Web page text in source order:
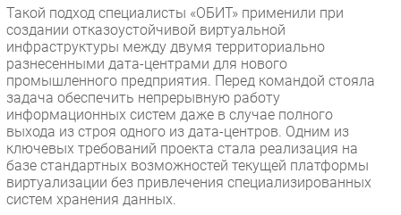
Новости
Аналитика
Интервью
Мероприятия
Проекты
IT класс
Тестовый стенд
Каталог компаний
Такой подход специалисты «ОБИТ» применили при
создании отказоустойчивой виртуальной
инфраструктуры между двумя территориально
разнесенными дата-центрами для нового
промышленного предприятия. Перед командой стояла
задача обеспечить непрерывную работу
информационных систем даже в случае полного
выхода из строя одного из дата-центров. Одним из
ключевых требований проекта стала реализация на
базе стандартных возможностей текущей платформы
виртуализации без привлечения специализированных
систем хранения данных.